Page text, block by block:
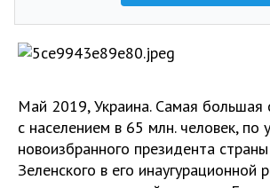
Май 2019, Украина. Самая большая
с населением в 65 млн. человек, по
новоизбранного президента
Зеленского в его инаугурационной